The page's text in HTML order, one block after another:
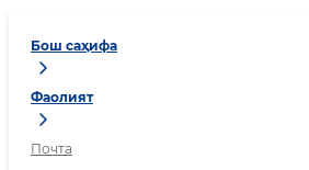
Бош саҳифа
Фаолият
Почта